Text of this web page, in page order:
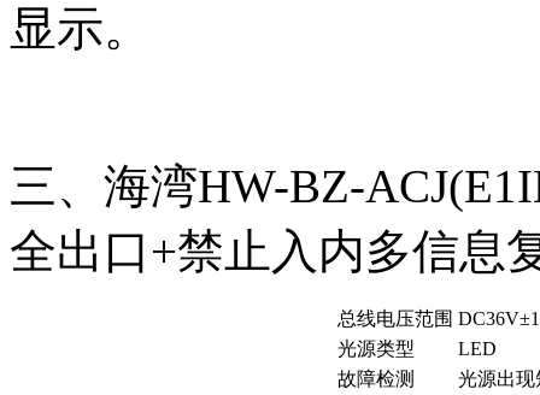
显示。
三、海湾HW-BZ-
全出口+禁止入内多信息
总线电压范围
光源类型
LED
故障检测
光源出现